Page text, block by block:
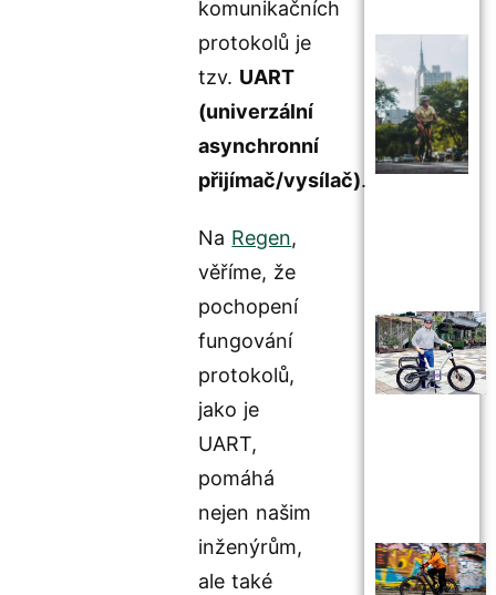
komunikačních
protokolů je
tzv. UART
(univerzální
asynchronní
přijímač/vysílač).
Na Regen,
věříme, že
pochopení
fungování
protokolů,
jako je
UART,
pomáhá
nejen našim
inženýrům,
ale také